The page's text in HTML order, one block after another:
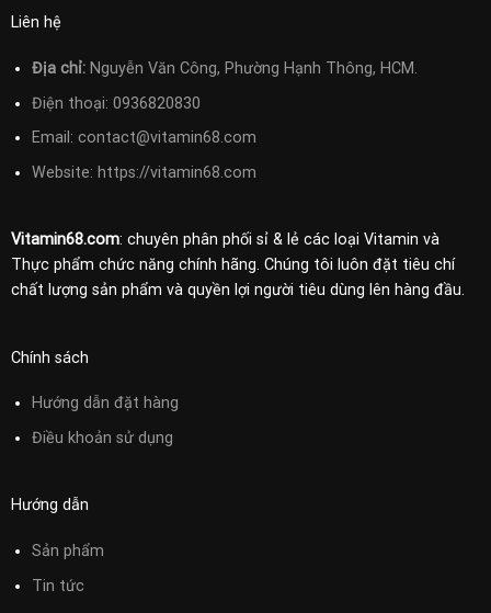
Liên hệ
Địa chỉ:Nguyễn Văn Công, Phường Hạnh Thông, HCM.
Điện thoại: 0936820830
Email: contact@vitamin68.com
Website: https://vitamin68.com
Vitamin68.com: chuyên phân phối sỉ & lẻ các loại Vitamin và
Thực phẩm chức năng chính hãng. Chúng tôi luôn đặt tiêu chí
chất lượng sản phẩm và quyền lợi người tiêu dùng lên hàng đầu.
Chính sách
Hướng dẫn đặt hàng
Điều khoản sử dụng
Hướng dẫn
Sản phẩm
Tin tức